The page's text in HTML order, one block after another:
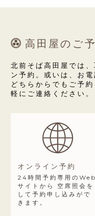
２. 第三者への提供
第三者に開示いたし
* 法令等により司法
た場合。
* お客様の同意があ
３. 個人情報の管理
当社では、お客様
傍受・妨害または
SSL（Secure
情報を暗号化して
は、お客様の個人
り、外部からの不
失・破壊・改ざん
な安全対策を行って
高田屋のご
北前そば高田屋では
ン予約。或いは、お
どちらからでもご予
軽にご連絡ください。
オンライン予約
24時間予約専用のWeb
サイトから
空席照会を
して予約申し込みがで
きます。